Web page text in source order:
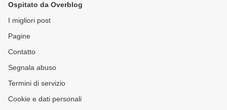
Ospitato da Overblog
I migliori post
Pagine
Contatto
Segnala abuso
Termini di servizio
Cookie e dati personali